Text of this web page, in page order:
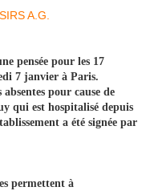
pensée pour les 17
7 janvier à Paris.
pour cause de
qui est hospitalisé depuis
a été signée par
permettent à